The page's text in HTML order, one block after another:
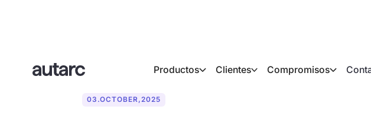
Productos Clientes Compromisos
03 .OCTOBER,2025